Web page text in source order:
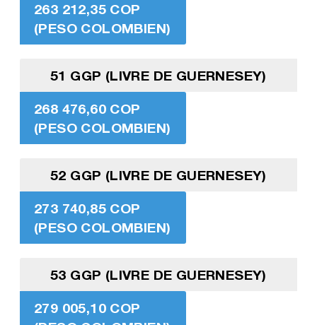
263 212,35 COP
(PESO COLOMBIEN)
51 GGP (LIVRE DE GUERNESEY)
268 476,60 COP
(PESO COLOMBIEN)
52 GGP (LIVRE DE GUERNESEY)
273 740,85 COP
(PESO COLOMBIEN)
53 GGP (LIVRE DE GUERNESEY)
279 005,10 COP